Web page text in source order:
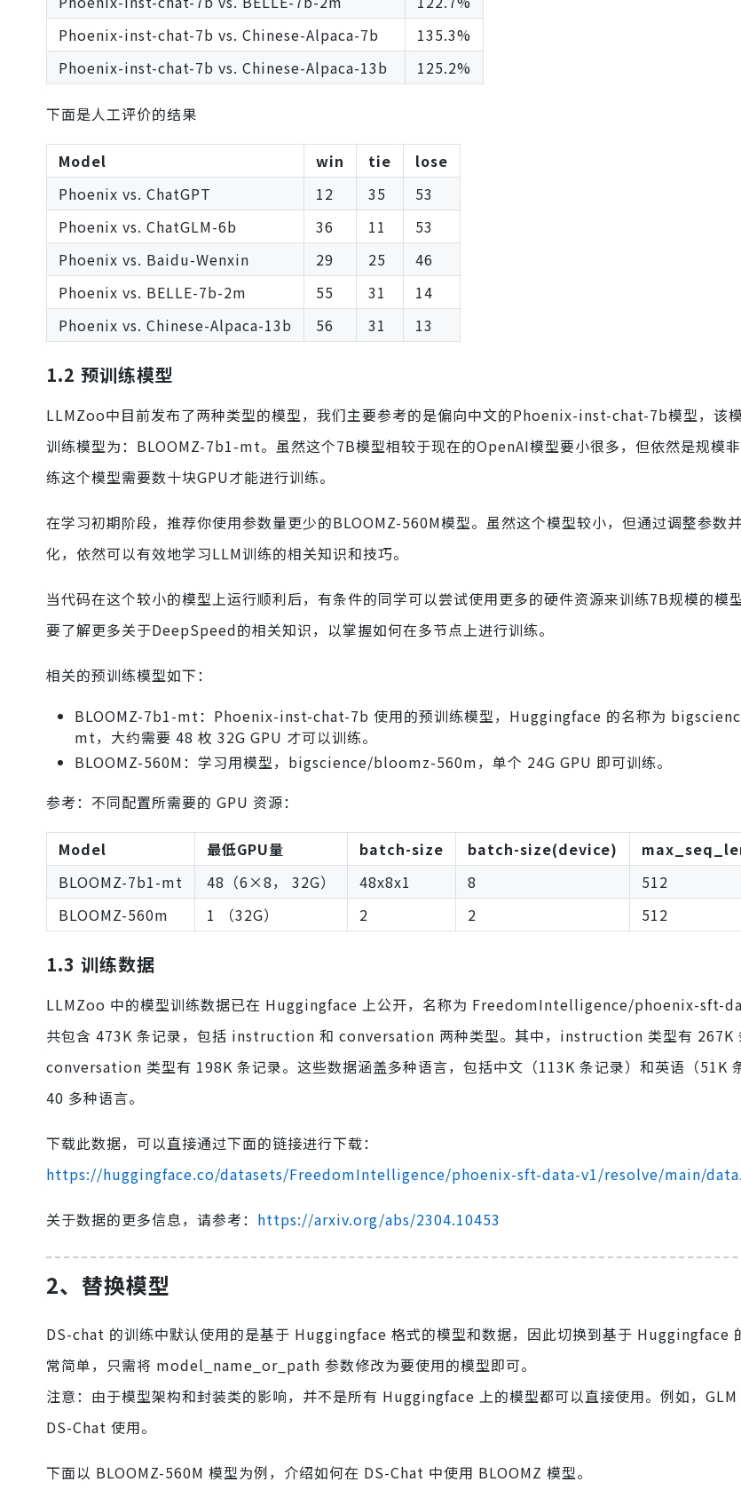
Phoenix-inst-chat-7b vs. Chinese-Alpaca-7b
135.3%
Phoenix-inst-chat-7b vs. Chinese-Alpaca-13b
125.2%
下面是人工评价的结果
Model win tie
lose
Phoenix vs. ChatGPT
12 35
53
Phoenix vs. ChatGLM-6b
36 11
53
Phoenix vs. Baidu-Wenxin
29 25
46
Phoenix vs. BELLE-7b-2m
55 31
14
Phoenix vs. Chinese-Alpaca-13b
56 31 13
1.2 预训练模型
LLMZoo中目前发布了两种类型的模型，我们主要参考的是偏向中文的Phoenix-inst-chat-7b模型，该
训练模型为：BLOOMZ-7b1-mt。虽然这个7B模型相较于现在的OpenAI模型要小很多，但依然是规模
练这个模型需要数十块GPU才能进行训练。
在学习初期阶段，推荐你使用参数量更少的BLOOMZ-560M模型。虽然这个模型较小，但通过调整参数
化，依然可以有效地学习LLM训练的相关知识和技巧。
当代码在这个较小的模型上运行顺利后，有条件的同学可以尝试使用更多的硬件资源来训练7B规模的模
要了解更多关于DeepSpeed的相关知识，以掌握如何在多节点上进行训练。
相关的预训练模型如下：
BLOOMZ-7b1-mt：Phoenix-inst-chat-7b 使用的预训练模型，Huggingface 的名称为
mt，大约需要 48 枚 32G GPU 才可以训练。
BLOOMZ-560M：学习用模型，bigscience/bloomz-560m，单个 24G GPU 即可训练。
参考：不同配置所需要的 GPU 资源：
Model 最低GPU量 batch-size batch-size(device)
BLOOMZ-7b1-mt
48（6×8， 32G） 48x8x1 8 512
BLOOMZ-560m
1 （32G） 2 2 512
1.3 训练数据
LLMZoo 中的模型训练数据已在 Huggingface 上公开，名称为 FreedomIntelligence/phoenix-sft-
共包含 473K 条记录，包括 instruction 和 conversation 两种类型。其中，instruction 类型有 267K
conversation 类型有 198K 条记录。这些数据涵盖多种语言，包括中文（113K 条记录）和英语（51K
40 多种语言。
下载此数据，可以直接通过下面的链接进行下载：
https://huggingface.co/datasets/FreedomIntelligence/phoenix-sft-data-v1/resolve/main/
关于数据的更多信息，请参考： https://arxiv.org/abs/2304.10453
2、替换模型
DS-chat 的训练中默认使用的是基于 Huggingface 格式的模型和数据，因此切换到基于 Huggingface
常简单，只需将 model_name_or_path 参数修改为要使用的模型即可。
注意：由于模型架构和封装类的影响，并不是所有 Huggingface 上的模型都可以直接使用。例如，
DS-Chat 使用。
下面以 BLOOMZ-560M 模型为例，介绍如何在 DS-Chat 中使用 BLOOMZ 模型。